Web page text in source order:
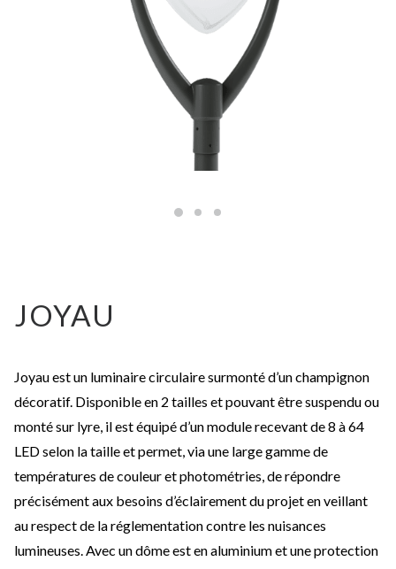
JOYAU
Joyau est un luminaire circulaire surmonté d’un champignon
décoratif. Disponible en 2 tailles et pouvant être suspendu ou
monté sur lyre, il est équipé d’un module recevant de 8 à 64
LED selon la taille et permet, via une large gamme de
températures de couleur et photométries, de répondre
précisément aux besoins d’éclairement du projet en veillant
au respect de la réglementation contre les nuisances
lumineuses. Avec un dôme est en aluminium et une protection